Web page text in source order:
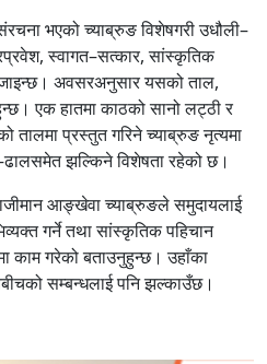
भएको च्याब्रुङ विशेषगरी उधौली–
स्वागत–सत्कार, सांस्कृतिक
अवसरअनुसार यसको ताल,
एक हातमा काठको सानो लट्ठी र
तालमा प्रस्तुत गरिने च्याब्रुङ नृत्यमा
झल्किने विशेषता रहेको छ।
आङ्खेवा च्याब्रुङले समुदायलाई
गर्ने तथा सांस्कृतिक पहिचान
काम गरेको बताउनुहुन्छ। उहाँका
सम्बन्धलाई पनि झल्काउँछ।